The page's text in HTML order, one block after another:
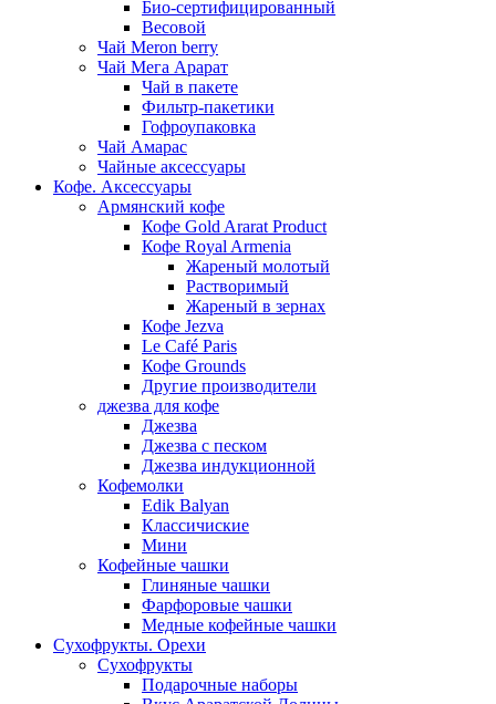
Био-сертифицированный
Весовой
Чай Meron berry
Чай Мега Арарат
Чай в пакете
Фильтр-пакетики
Гофроупаковка
Чай Амарас
Чайные аксессуары
Кофе. Аксессуары
Армянский кофе
Кофе Gold Ararat Product
Кофе Royal Armenia
Жареный молотый
Растворимый
Жареный в зернах
Кофе Jezva
Le Café Paris
Кофе Grounds
Другие производители
джезва для кофе
Джезва
Джезва с песком
Джезва индукционной
Кофемолки
Edik Balyan
Классичиские
Мини
Кофейные чашки
Глиняные чашки
Фарфоровые чашки
Медные кофейные чашки
Сухофрукты. Орехи
Сухофрукты
Подарочные наборы